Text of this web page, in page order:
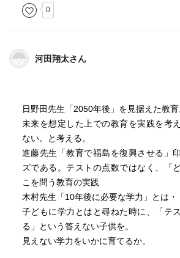
成功、幸せの価値観を変える
偏った学力
8山口文洋
スタディサプリが非常時の学びのリソ
麹町中学校のキュビナ
10宮口幸治
コグトレ（認知機能に課題を抱える
ーニングツール）
困ってる子
認知機能の弱さ
感情統制の弱さ
融通の利かなさ
0
河田翔太さん
日野田先生「2050年後」を見据えた教育
未来を想定した上での教育を実践を考
ない。と考える。
進藤先生「教育で福島を復興させる」
ズである。テストの点数ではなく、「
こを問う教育の実践
木村先生「10年後に必要な学力」とは・
子どもに学力とはと尋ねた時に、「テ
る」という答えない子供を。
見えない学力をいかに育てるか。